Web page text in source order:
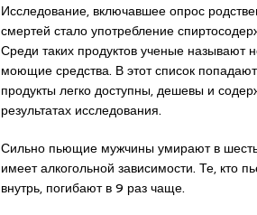
Исследование, включавшее опрос
смертей стало употребление
Среди таких продуктов ученые называют
моющие средства. В этот список
продукты легко доступны, дешевы и
результатах исследования.
Сильно пьющие мужчины умирают в
имеет алкогольной зависимости. Те, кто
внутрь, погибают в 9 раз чаще.